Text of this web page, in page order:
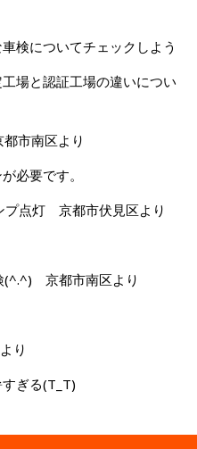
検についてチェックしよう
場と認証工場の違いについ
市南区より
必要です。
点灯 京都市伏見区より
(^.^) 京都市南区より
り
ぎる(T_T)